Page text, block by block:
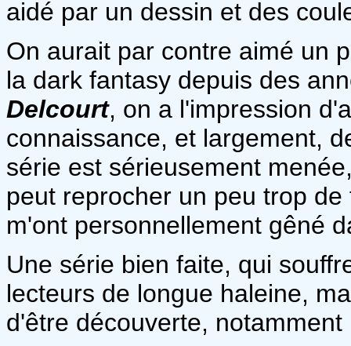
aidé par un dessin et des
On aurait par contre aimé un
la dark fantasy depuis des
Delcourt, on a l'impression
connaissance, et largement,
série est sérieusement
peut reprocher un peu trop
m'ont personnellement gêné
Une série bien faite, qui
lecteurs de longue haleine,
d'être découverte,